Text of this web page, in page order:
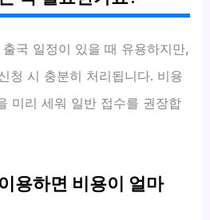
국 일정이 있을 때 유용하지만,
청 시 충분히 처리됩니다. 비용
미리 세워 일반 접수를 권장합
용하면 비용이 얼마